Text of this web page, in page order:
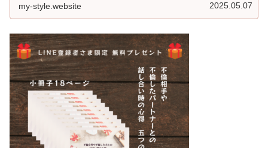
my-style.website 2025.05.07